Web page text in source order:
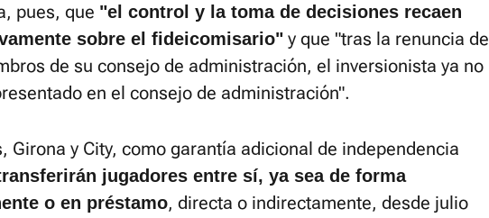
pues, que "el control y la toma de decisiones recaen
sobre el fideicomisario" y que "tras la renuncia de
de su consejo de administración, el inversionista ya no
en el consejo de administración".
Girona y City, como garantía adicional de independencia
jugadores entre sí, ya sea de forma
o en préstamo, directa o indirectamente, desde julio